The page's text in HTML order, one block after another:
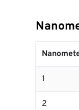
1
2